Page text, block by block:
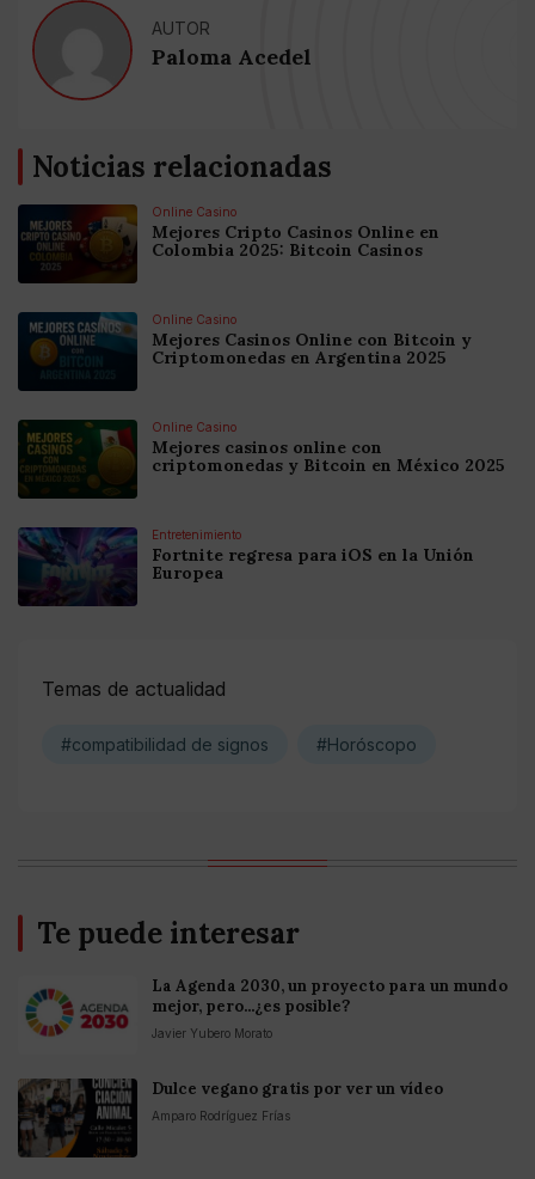
AUTOR
Paloma Acedel
Noticias relacionadas
Online Casino
Mejores Cripto Casinos Online en
Colombia 2025: Bitcoin Casinos
Online Casino
Mejores Casinos Online con Bitcoin y
Criptomonedas en Argentina 2025
Online Casino
Mejores casinos online con
criptomonedas y Bitcoin en México 2025
Entretenimiento
Fortnite regresa para iOS en la Unión
Europea
Temas de actualidad
#compatibilidad de signos #Horóscopo
Te puede interesar
La Agenda 2030, un proyecto para un mundo
mejor, pero...¿es posible?
Javier Yubero Morato
Dulce vegano gratis por ver un vídeo
Amparo Rodríguez Frías